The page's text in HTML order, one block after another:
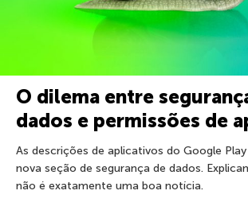
O dilema entre
dados e permissões de
As descrições de aplicativos do Google
nova seção de segurança de dados.
não é exatamente uma boa notícia.